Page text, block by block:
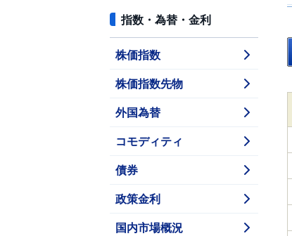
指数・為替・金利
株価指数
株価指数先物
外国為替
コモディティ
債券
政策金利
国内市場概況